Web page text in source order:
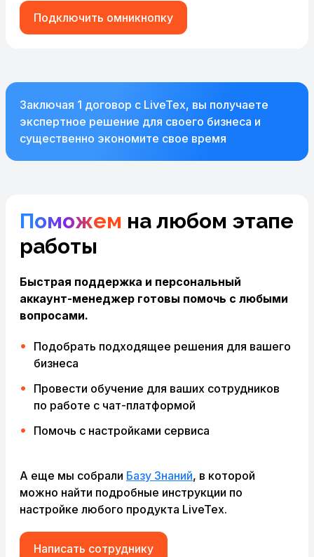
Подключить омникнопку
Заключая 1 договор с LiveTex, вы получаете
экспертное решение для своего бизнеса и
существенно экономите свое время
Поможем на любом этапе
работы
Быстрая поддержка и персональный
аккаунт-менеджер готовы помочь с любыми
вопросами.
Подобрать подходящее решения для вашего
бизнеса
Провести обучение для ваших сотрудников
по работе с чат-платформой
Помочь с настройками сервиса
А еще мы собрали Базу Знаний, в которой
можно найти подробные инструкции по
настройке любого продукта LiveTex.
Написать сотруднику